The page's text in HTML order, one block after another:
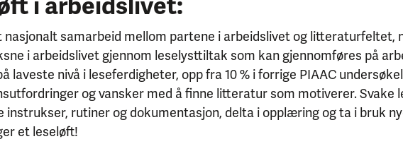
i arbeidslivet:
nasjonalt samarbeid mellom partene i arbeidslivet og litteraturfeltet,
i arbeidslivet gjennom leselysttiltak som kan gjennomføres på
laveste nivå i leseferdigheter, opp fra 10 % i forrige PIAAC
og vansker med å finne litteratur som motiverer. Svake
instrukser, rutiner og dokumentasjon, delta i opplæring og ta i bruk
et leseløft!